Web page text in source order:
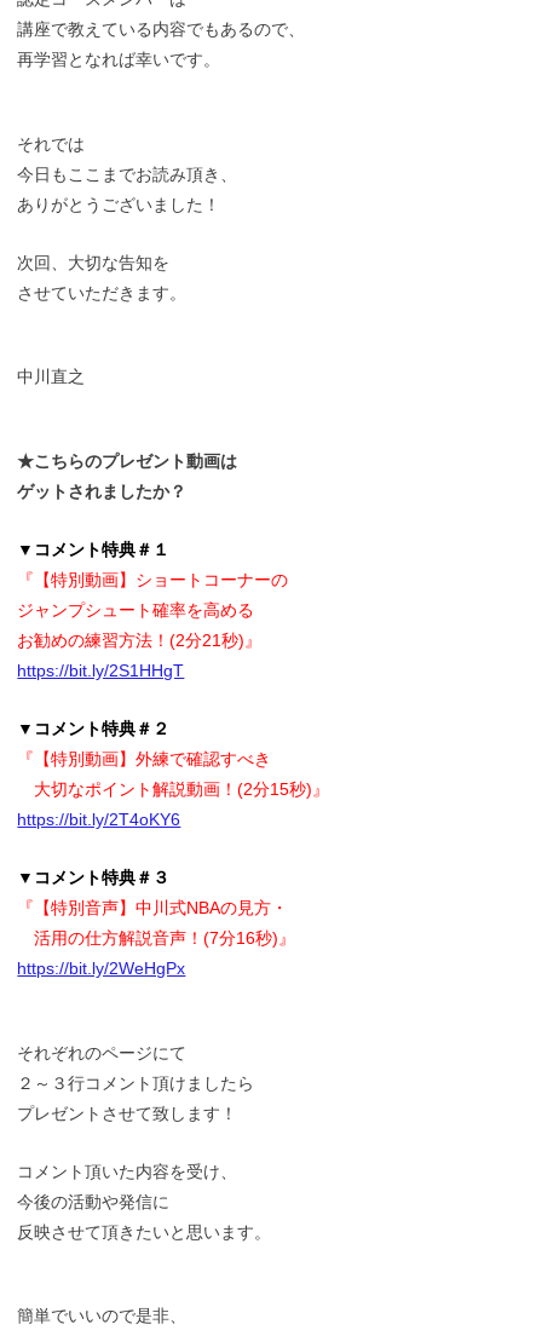
講座で教えている内容でもあるので、
再学習となれば幸いです。
それでは
今日もここまでお読み頂き、
ありがとうございました！
次回、大切な告知を
させていただきます。
中川直之
★こちらのプレゼント動画は
ゲットされましたか？
▼コメント特典＃１
『【特別動画】ショートコーナーの
ジャンプシュート確率を高める
お勧めの練習方法！(2分21秒)』
https://bit.ly/2S1HHgT
▼コメント特典＃２
『【特別動画】外練で確認すべき
大切なポイント解説動画！(2分15秒)』
https://bit.ly/2T4oKY6
▼コメント特典＃３
『【特別音声】中川式NBAの見方・
活用の仕方解説音声！(7分16秒)』
https://bit.ly/2WeHgPx
それぞれのページにて
２～３行コメント頂けましたら
プレゼントさせて致します！
コメント頂いた内容を受け、
今後の活動や発信に
反映させて頂きたいと思います。
簡単でいいので是非、